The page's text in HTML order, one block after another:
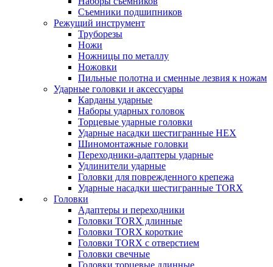
Съемники подшипников
Режущий инструмент
Труборезы
Ножи
Ножницы по металлу
Ножовки
Пильные полотна и сменные лезвия к ножам
Ударные головки и аксессуары
Карданы ударные
Наборы ударных головок
Торцевые ударные головки
Ударные насадки шестигранные HEX
Шиномонтажные головки
Переходники-адаптеры ударные
Удлинители ударные
Головки для поврежденного крепежа
Ударные насадки шестигранные TORX
Головки
Адаптеры и переходники
Головки TORX длинные
Головки TORX короткие
Головки TORX с отверстием
Головки свечные
Головки торцевые длинные